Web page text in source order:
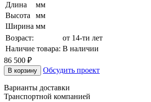
Длина
мм
Высота
мм
Ширина мм
Возраст:
от 14-ти лет
Наличие товара: В наличии
86 500 ₽
В корзину Обсудить проект
Варианты доставки
Транспортной компанией